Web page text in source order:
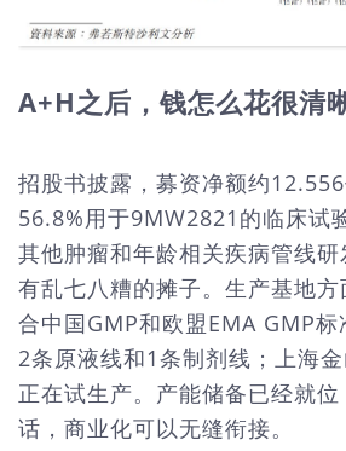
A+H之后，钱怎么花很清
招股书披露，募资净额约
56.8%用于9MW2821的临床试
其他肿瘤和年龄相关疾病管线
有乱七八糟的摊子。生产基地
合中国GMP和欧盟EMA GMP
2条原液线和1条制剂线；上海
正在试生产。产能储备已经就
话，商业化可以无缝衔接。